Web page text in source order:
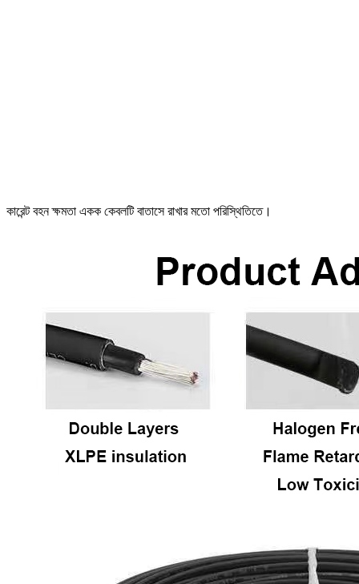
কারেন্ট বহন ক্ষমতা একক কেবলটি বাতাসে রাখার মতো পরিস্থিতিতে।